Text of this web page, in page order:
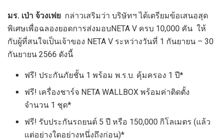
มร. เป่า จ้วงเฟย กล่าวเสริมว่า บริษัทฯ ได้เตรียมข้อเสนอสุด
พิเศษเพื่อฉลองยอดการส่งมอบNETA V ครบ 10,000 คัน ให้
กับผู้ที่สนใจเป็นเจ้าของ NETA V ระหว่างวันที่ 1 กันยายน – 30
กันยายน 2566 ดังนี้
ฟรี! ประกันภัยชั้น 1 พร้อม พ.ร.บ. คุ้มครอง 1 ปี*
ฟรี! เครื่องชาร์จ NETA WALLBOX พร้อมค่าติดตั้ง
จำนวน 1 ชุด*
ฟรี! รับประกันรถยนต์ 5 ปี หรือ 150,000 กิโลเมตร (แล้ว
แต่อย่างใดอย่างหนึ่งถึงก่อน)*